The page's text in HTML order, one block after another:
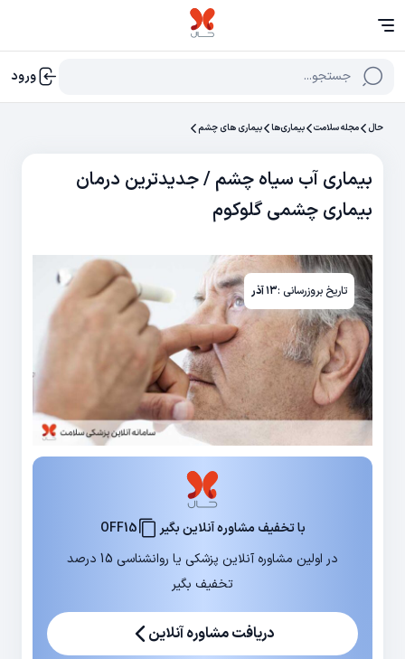
جستجو... ورود
حال مجله سلامت بیماری‌ها بیماری های چشم
بیماری آب سیاه چشم / جدیدترین درمان
بیماری چشمی گلوکوم
تاریخ بروزرسانی :۱۳ آذر
با تخفیف مشاوره آنلاین بگیر
OFF15
در اولین مشاوره آنلاین پزشکی یا روانشناسی 15 درصد
تخفیف بگیر
دریافت مشاوره آنلاین